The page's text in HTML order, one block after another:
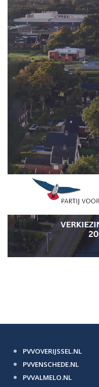
PVVOVERIJSSEL.NL
PVVENSCHEDE.NL
PVVALMELO.NL